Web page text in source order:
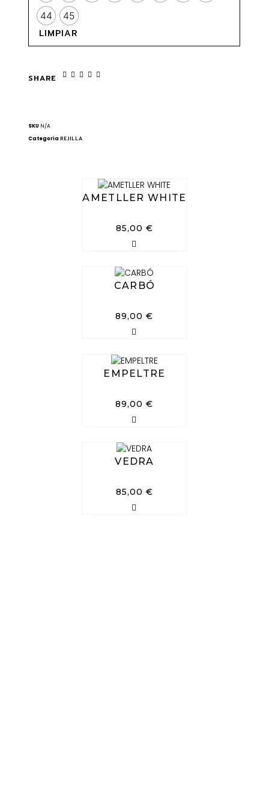
44
45
LIMPIAR
SHARE
SKU N/A
CategoríaREJILLA
AMETLLER WHITE
85,00 €
CARBÓ
89,00€
EMPELTRE
89,00€
VEDRA
85,00 €